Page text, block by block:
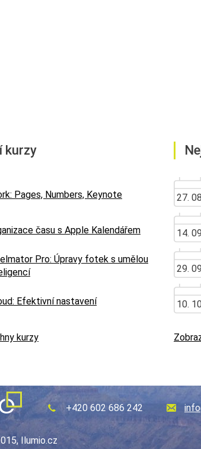
kurzy
Pages, Numbers, Keynote
času s Apple Kalendářem
Pro: Úpravy fotek s umělou
Efektivní nastavení
kurzy
27.
14.
29.
10.
+420 602 686 242
Ilumio.cz